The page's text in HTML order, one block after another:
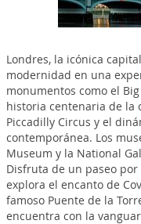
Londres, la icónica
modernidad en una
monumentos como el
historia centenaria de la
Piccadilly Circus y el
contemporánea. Los
Museum y la National
Disfruta de un paseo
explora el encanto de
famoso Puente de la
encuentra con la